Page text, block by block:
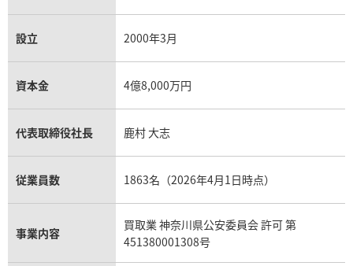
設立 2000年3月
資本金 4億8,000万円
代表取締役社長 鹿村 大志
従業員数 1863名（2026年4月1日時点）
事業内容
買取業 神奈川県公安委員会 許可 第
451380001308号